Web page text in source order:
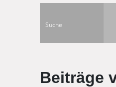
Beiträge